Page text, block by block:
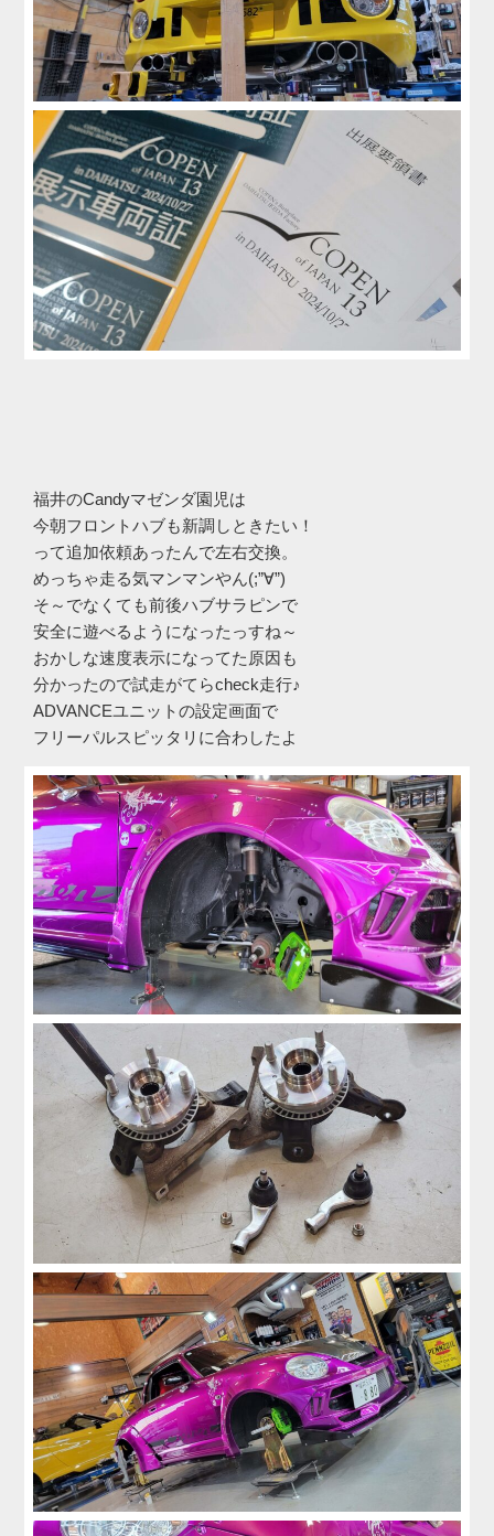
福井のCandyマゼンダ園児は
今朝フロントハブも新調しときたい！
って追加依頼あったんで左右交換。
めっちゃ走る気マンマンやん(;”∀”)
そ～でなくても前後ハブサラピンで
安全に遊べるようになったっすね～
おかしな速度表示になってた原因も
分かったので試走がてらcheck走行♪
ADVANCEユニットの設定画面で
フリーパルスピッタリに合わしたよ